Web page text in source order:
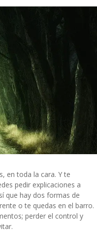
en toda la cara. Y te
pedir explicaciones a
que hay dos formas de
o te quedas en el barro.
perder el control y